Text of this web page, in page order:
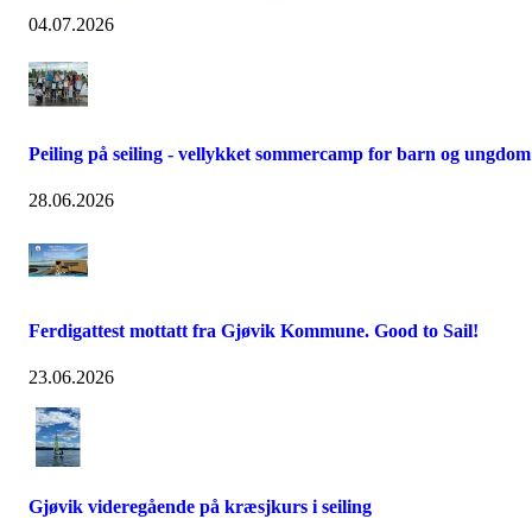
04.07.2026
Peiling på seiling - vellykket sommercamp for barn og ungdom
28.06.2026
Ferdigattest mottatt fra Gjøvik Kommune. Good to Sail!
23.06.2026
Gjøvik videregående på kræsjkurs i seiling